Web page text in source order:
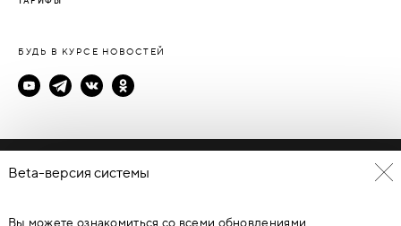
БУДЬ В КУРСЕ НОВОСТЕЙ
Политика конфиденциальности
© Каталог дверей - DverProf, 2021-2026Материалы сайта
Beta-версия системы
Вы можете ознакомиться со всеми обновлениями